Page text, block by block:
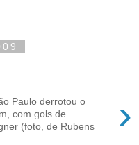
›
Paulo derrotou o
com gols de
(foto, de Rubens